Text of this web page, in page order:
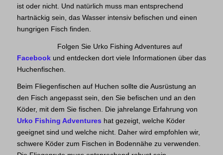
ist oder nicht. Und natürlich muss man entsprechend
hartnäckig sein, das Wasser intensiv befischen und einen
hungrigen Fisch finden.
Folgen Sie Urko Fishing Adventures auf
Facebookund entdecken dort viele Informationen über das
Huchenfischen.
Beim Fliegenfischen auf Huchen sollte die Ausrüstung an
den Fisch angepasst sein, den Sie befischen und an den
Köder, mit dem Sie fischen. Die jahrelange Erfahrung von
Urko Fishing Adventures hat gezeigt, welche Köder
geeignet sind und welche nicht. Daher wird empfohlen wir,
schwere Köder zum Fischen in Bodennähe zu verwenden.